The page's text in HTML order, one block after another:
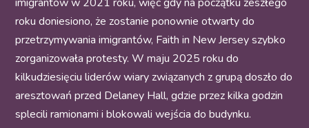
roku doniesiono, że zostanie ponownie otwarty do
przetrzymywania imigrantów, Faith in New Jersey szybko
zorganizowała protesty. W maju 2025 roku do
kilkudziesięciu liderów wiary związanych z grupą doszło do
aresztowań przed Delaney Hall, gdzie przez kilka godzin
splecili ramionami i blokowali wejścia do budynku.